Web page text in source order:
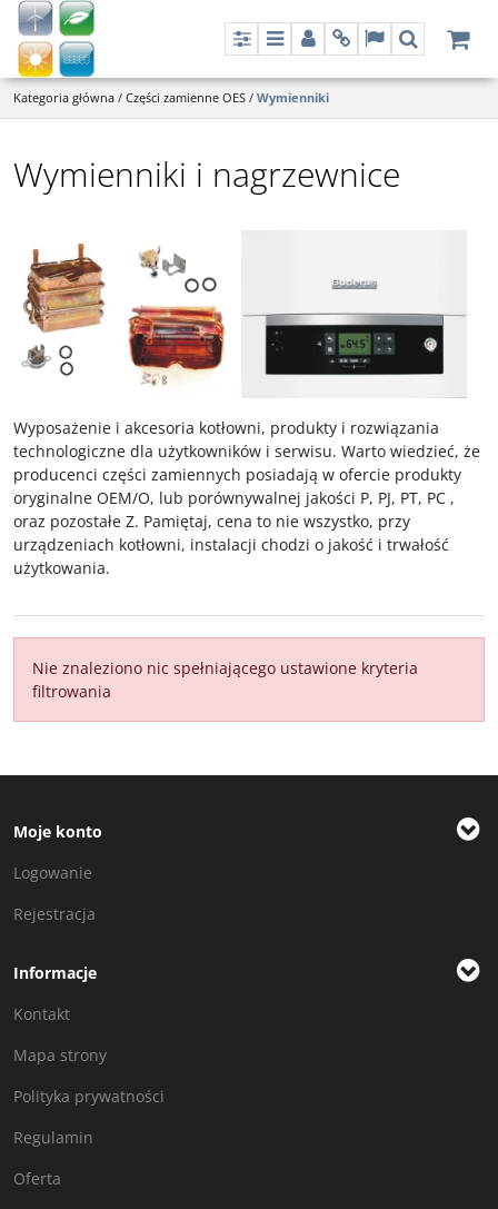
PanelMenuPanelInfoLangSzukaj
Kategoria główna / Części zamienne OES / Wymienniki
Wymienniki i nagrzewnice
Wyposażenie i akcesoria kotłowni, produkty i rozwiązania
technologiczne dla użytkowników i serwisu. Warto wiedzieć, że
producenci części zamiennych posiadają w ofercie produkty
oryginalne OEM/O, lub porównywalnej jakości P, PJ, PT, PC ,
oraz pozostałe Z. Pamiętaj, cena to nie wszystko, przy
urządzeniach kotłowni, instalacji chodzi o jakość i trwałość
użytkowania.
Nie znaleziono nic spełniającego ustawione kryteria
filtrowania
Moje konto
Logowanie
Rejestracja
Informacje
Kontakt
Mapa strony
Polityka prywatności
Regulamin
Oferta